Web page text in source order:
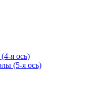
я ось)
(5-я ось)